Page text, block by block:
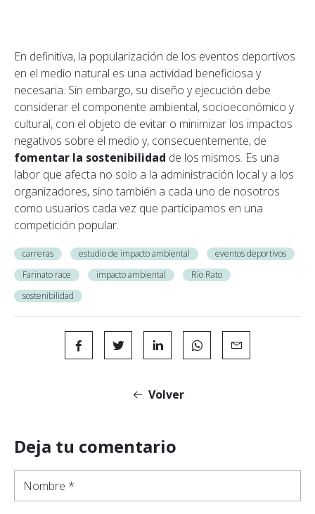
En definitiva, la popularización de los eventos deportivos
en el medio natural es una actividad beneficiosa y
necesaria. Sin embargo, su diseño y ejecución debe
considerar el componente ambiental, socioeconómico y
cultural, con el objeto de evitar o minimizar los impactos
negativos sobre el medio y, consecuentemente, de
fomentar la sostenibilidad de los mismos. Es una
labor que afecta no solo a la administración local y a los
organizadores, sino también a cada uno de nosotros
como usuarios cada vez que participamos en una
competición popular.
carreras estudio de impacto ambiental
eventos deportivos
Farinato race
impacto ambiental
Río Rato
sostenibilidad
Volver
Deja tu comentario
Nombre *